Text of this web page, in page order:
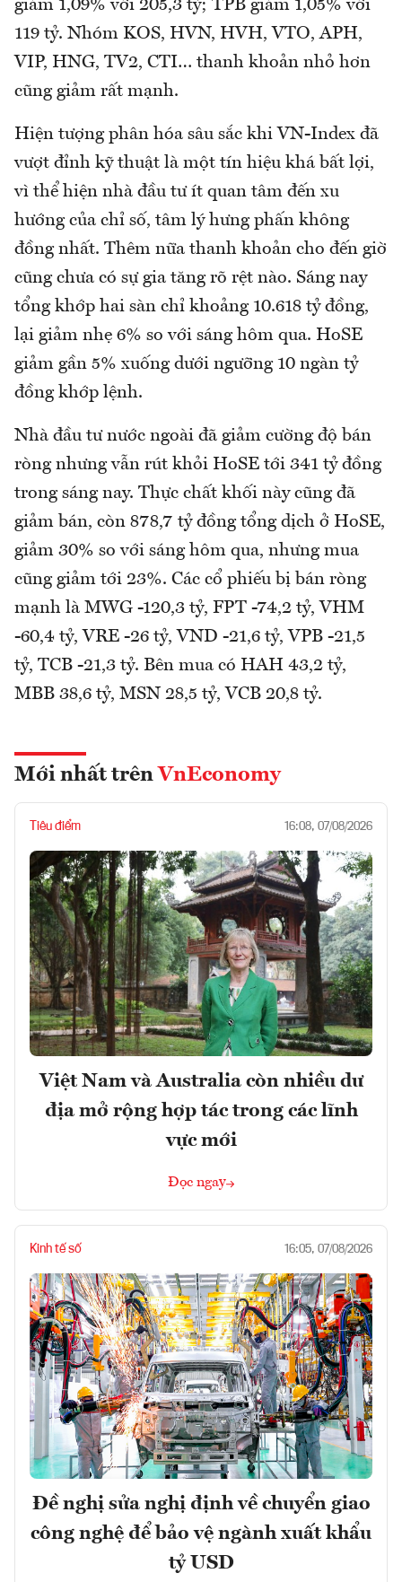
giảm 1,09% với 205,3 tỷ; TPB giảm 1,05% với
119 tỷ. Nhóm KOS, HVN, HVH, VTO, APH,
VIP, HNG, TV2, CTI… thanh khoản nhỏ hơn
cũng giảm rất mạnh.
Hiện tượng phân hóa sâu sắc khi VN-Index đã
vượt đỉnh kỹ thuật là một tín hiệu khá bất lợi,
vì thể hiện nhà đầu tư ít quan tâm đến xu
hướng của chỉ số, tâm lý hưng phấn không
đồng nhất. Thêm nữa thanh khoản cho đến giờ
cũng chưa có sự gia tăng rõ rệt nào. Sáng nay
tổng khớp hai sàn chỉ khoảng 10.618 tỷ đồng,
lại giảm nhẹ 6% so với sáng hôm qua. HoSE
giảm gần 5% xuống dưới ngưỡng 10 ngàn tỷ
đồng khớp lệnh.
Nhà đầu tư nước ngoài đã giảm cường độ bán
ròng nhưng vẫn rút khỏi HoSE tới 341 tỷ đồng
trong sáng nay. Thực chất khối này cũng đã
giảm bán, còn 878,7 tỷ đồng tổng dịch ở HoSE,
giảm 30% so với sáng hôm qua, nhưng mua
cũng giảm tới 23%. Các cổ phiếu bị bán ròng
mạnh là MWG -120,3 tỷ, FPT -74,2 tỷ, VHM
-60,4 tỷ, VRE -26 tỷ, VND -21,6 tỷ, VPB -21,5
tỷ, TCB -21,3 tỷ. Bên mua có HAH 43,2 tỷ,
MBB 38,6 tỷ, MSN 28,5 tỷ, VCB 20,8 tỷ.
Mới nhất trên VnEconomy
Tiêu điểm 16:08, 07/08/2026
Việt Nam và Australia còn nhiều dư
địa mở rộng hợp tác trong các lĩnh
vực mới
Đọc ngay
Kinh tế số 16:05, 07/08/2026
Đề nghị sửa nghị định về chuyển giao
công nghệ để bảo vệ ngành xuất khẩu
tỷ USD